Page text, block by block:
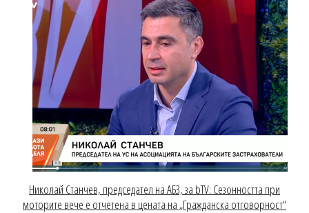
Николай Станчев, председател на АБЗ, за bTV: Сезонността при
моторите вече е отчетена в цената на „Гражданска отговорност“